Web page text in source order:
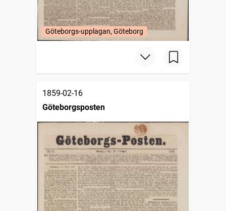
Göteborgs-upplagan, Göteborg
1859-02-16
Göteborgsposten